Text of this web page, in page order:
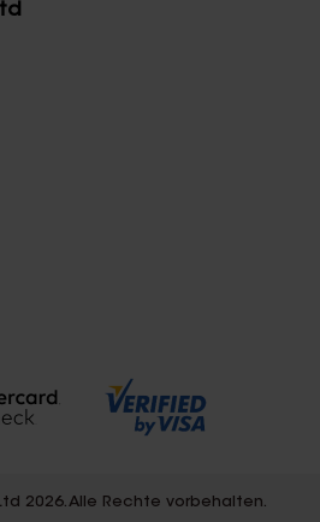
2026. Alle Rechte vorbehalten.